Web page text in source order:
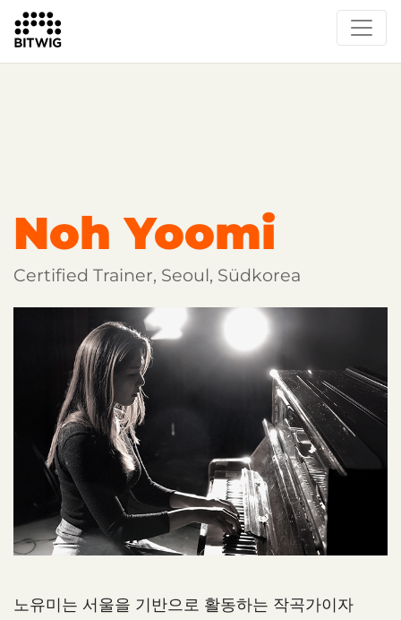
Overview
Learn Bitwig Studio
Partner Content
Noh Yoomi
Certified Trainer, Seoul, Südkorea
노유미는 서울을 기반으로 활동하는 작곡가이자